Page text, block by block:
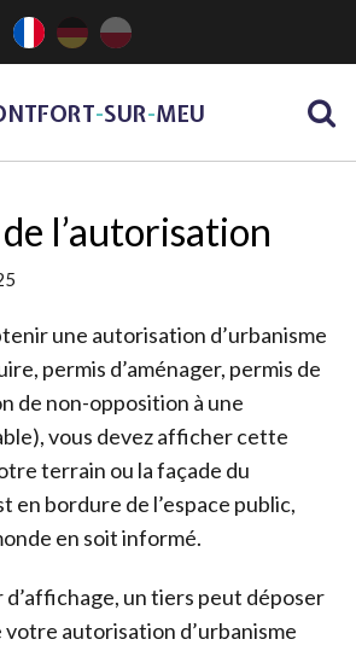
-SUR-MEU
l’autorisation
une autorisation d’urbanisme
permis d’aménager, permis de
de non-opposition à une
vous devez afficher cette
terrain ou la façade du
en bordure de l’espace public,
en soit informé.
d’affichage, un tiers peut déposer
autorisation d’urbanisme